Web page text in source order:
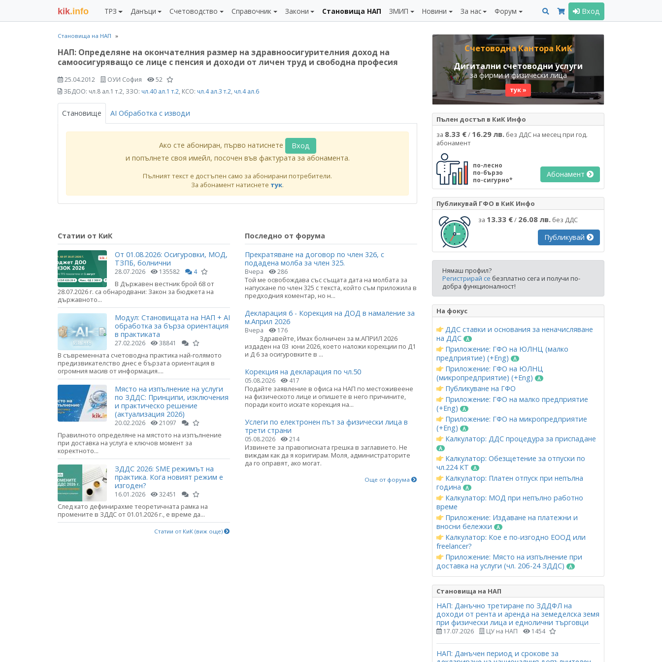
kik.info ТРЗ Данъци Счетоводство Справочник Закони Становища НАП ЗМИП Новини За нас Форум Вход
Становища на НАП
НАП: Определяне на окончателния размер на здравноосигурителния доход на
самоосигуряващо се лице с пенсия и доходи от личен труд и свободна професия
25.04.2012 ОУИ София
52
ЗБДОО: чл.8 ал.1 т.2, ЗЗО: чл.40 ал.1 т.2, КСО: чл.4 ал.3 т.2, чл.4 ал.6
Становище AI Обработка с изводи
Ако сте абониран, първо натиснете
Вход
и попълнете своя имейл, посочен във фактурата за абонамента.
Пълният текст е достъпен само за абонирани потребители.
За абонамент натиснете тук.
Статии от КиК
От 01.08.2026: Осигуровки, МОД,
ТЗПБ, болнични
28.07.2026 135582 4
В Държавен вестник брой 68 от
28.07.2026 г. са обнародвани: Закон за бюджета на
държавното...
Модул: Становищата на НАП + AI
обработка за бърза ориентация
в практиката
27.02.2026 38841
В съвременната счетоводна практика най-голямото
предизвикателство днес е бързата ориентация в
огромния масив от информация....
Място на изпълнение на услуги
по ЗДДС: Принципи, изключения
и практическо решение
(актуализация 2026)
20.02.2026 21097
Правилното определяне на мястото на изпълнение
при доставка на услуга е ключов момент за
коректното...
ЗДДС 2026: SME режимът на
практика. Кога новият режим е
изгоден?
16.01.2026 32451
След като дефинирахме теоретичната рамка на
промените в ЗДДС от 01.01.2026 г., е време да...
Статии от КиК (виж още)
Последно от форума
Прекратяване на договор по член 326, с
подадена молба за член 325.
Вчера 286
Той ме освобождава със същата дата на молбата за
напускане по член 325 с текста, който съм приложила в
предходния коментар, но н...
Декларация 6 - Корекция на ДОД в намаление за
м.Април 2026
Вчера 176
Здравейте, Имах болничен за м.АПРИЛ 2026
издаден на 03 юни 2026, което наложи корекции по Д1
и Д 6 за осигуровките в ...
Корекция на декларация по чл.50
05.08.2026 417
Подайте заявление в офиса на НАП по местоживеене
на физическото лице и опишете в него причините,
поради които искате корекция на...
Услеги по електронен път за физически лица в
трети страни
05.08.2026 214
Извинете за правописната грешка в заглавието. Не
виждам как да я коригирам. Моля, администраторите
да го оправят, ако могат.
Още от форума
Счетоводна Кантора КиК
Дигитални счетоводни услуги
за фирми и физически лица
тук »
Пълен достъп в КиК Инфо
за 8.33 €/ 16.29 лв. без ДДС на месец при год.
абонамент
по-лесно
по-бързо
по-сигурно*
Абонамент
Публикувай ГФО в КиК Инфо
за 13.33 €/ 26.08 лв. без ДДС
Публикувай
Нямаш профил?
Регистрирай се безплатно сега и получи по-
добра функционалност!
На фокус
ДДС ставки и основания за неначисляване
на ДДС
Приложение: ГФО на ЮЛНЦ (малко
предприятие) (+Eng)
Приложение: ГФО на ЮЛНЦ
(микропредприятие) (+Eng)
Публикуване на ГФО
Приложение: ГФО на малко предприятие
(+Eng)
Приложение: ГФО на микропредприятие
(+Eng)
Калкулатор: ДДС процедура за приспадане
Калкулатор: Обезщетение за отпуски по
чл.224 КТ
Калкулатор: Платен отпуск при непълна
година
Калкулатор: МОД при непълно работно
време
Приложение: Издаване на платежни и
вносни бележки
Калкулатор: Кое е по-изгодно ЕООД или
freelancer?
Приложение: Място на изпълнение при
доставка на услуги (чл. 20б-24 ЗДДС)
Становища на НАП
НАП: Данъчно третиране по ЗДДФЛ на
доходи от рента и аренда на земеделска земя
при физически лица и еднолични търговци
17.07.2026 ЦУ на НАП 1454
НАП: Данъчен период и срокове за